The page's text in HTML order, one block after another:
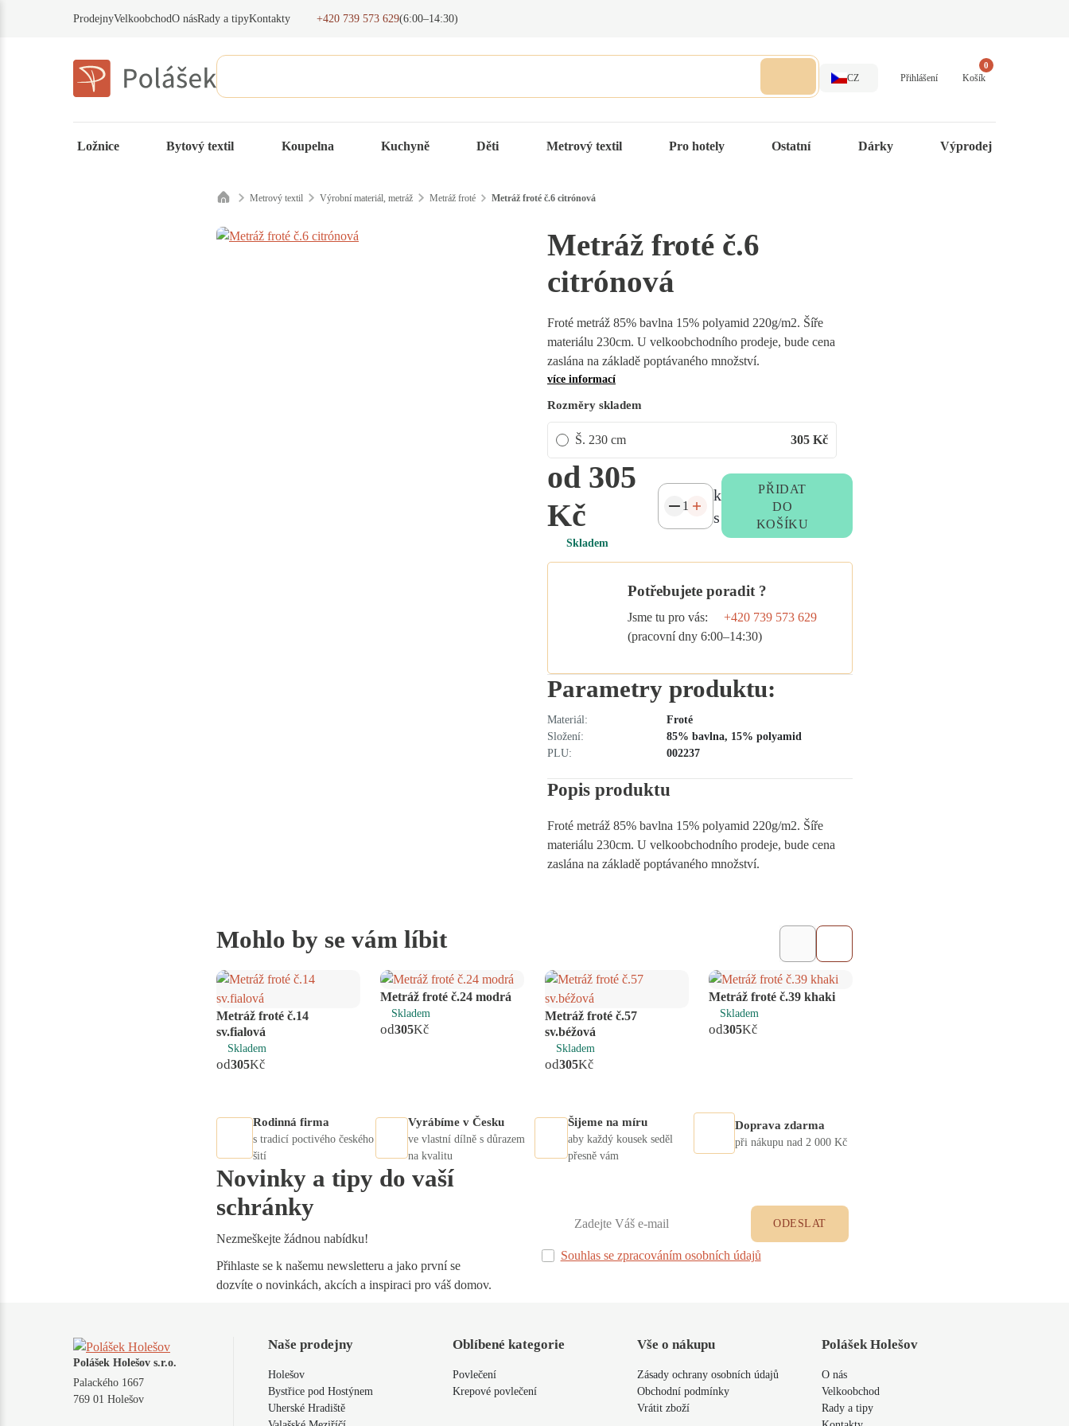
ProdejnyVelkoobchodO násRady a tipyKontakty +420 739 573 629(6:00–14:30)
CZ Přihlášení
0
Košík
Ložnice Bytový textil Koupelna Kuchyně Děti Metrový textil Pro hotely Ostatní Dárky Výprodej
Metrový textil Výrobní materiál, metráž Metráž froté Metráž froté č.6 citrónová
Metráž froté č.6
citrónová
Froté metráž 85% bavlna 15% polyamid 220g/m2. Šíře
materiálu 230cm. U velkoobchodního prodeje, bude cena
zaslána na základě poptávaného množství.
více informací
Rozměry skladem
Š. 230 cm 305 Kč
od 305
Kč
Skladem
k
s
PŘIDAT
DO
KOŠÍKU
Potřebujete poradit ?
Jsme tu pro vás:
+420 739 573 629
(pracovní dny 6:00–14:30)
Parametry produktu:
Materiál:
Froté
Složení:
85% bavlna, 15% polyamid
PLU:
002237
Popis produktu
Froté metráž 85% bavlna 15% polyamid 220g/m2. Šíře
materiálu 230cm. U velkoobchodního prodeje, bude cena
zaslána na základě poptávaného množství.
Mohlo by se vám líbit
Metráž froté č.14
sv.fialová
Skladem
od305Kč
Metráž froté č.24 modrá
Skladem
od305Kč
Metráž froté č.57
sv.béžová
Skladem
od305Kč
Metráž froté č.39 khaki
Skladem
od305Kč
Rodinná firma
s tradicí poctivého českého
šití
Vyrábíme v Česku
ve vlastní dílně s důrazem
na kvalitu
Šijeme na míru
aby každý kousek seděl
přesně vám
Doprava zdarma
při nákupu nad 2 000 Kč
Novinky a tipy do vaší
schránky
Nezmeškejte žádnou nabídku!
Přihlaste se k našemu newsletteru a jako první se
dozvíte o novinkách, akcích a inspiraci pro váš domov.
Souhlas se zpracováním osobních údajů
ODESLAT
Polášek Holešov s.r.o.
Palackého 1667
769 01 Holešov
Naše prodejny
Holešov
Bystřice pod Hostýnem
Uherské Hradiště
Oblíbené kategorie
Povlečení
Krepové povlečení
Vše o nákupu
Zásady ochrany osobních údajů
Obchodní podmínky
Vrátit zboží
Polášek Holešov
O nás
Velkoobchod
Rady a tipy